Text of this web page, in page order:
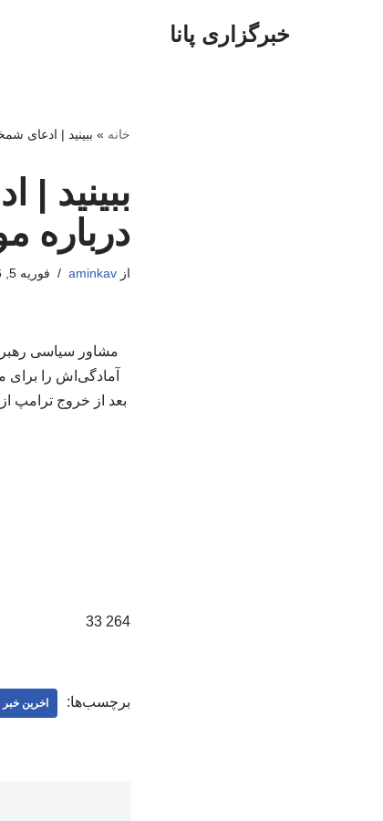
خبرگزاری پانا
خانه » ببینید | ادعای
ببینید |
درباره
ازaminkav فوریه 5, 2026
مشاور سیاسی رهبر
آمادگی‌اش را برای
بعد از خروج ترامپ
264 33
برچسب‌ها: اخرین خبر